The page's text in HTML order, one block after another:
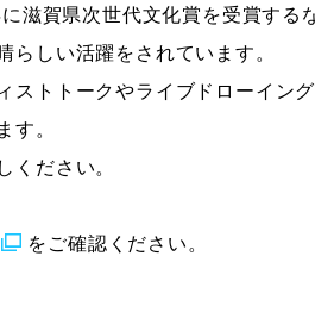
滋賀県次世代文化賞を受賞する
らしい活躍をされています。
ストトークやライブドローイン
す。
ください。
をご確認ください。